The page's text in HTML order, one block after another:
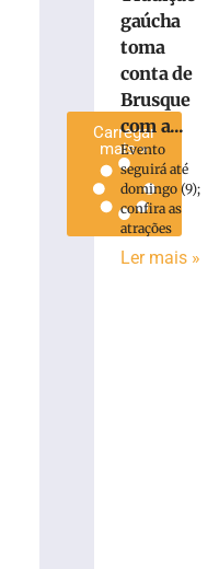
Carregar
mais »
gaúcha
toma
conta de
Brusque
com a...
Evento
seguirá até
domingo (9);
confira as
atrações
Ler mais »